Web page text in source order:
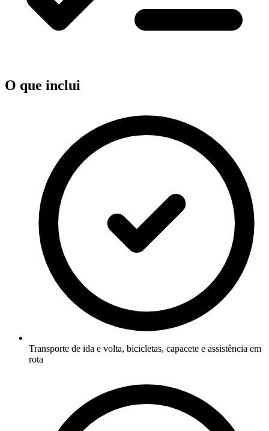
O que inclui
Transporte de ida e volta, bicicletas, capacete e assistência em
rota